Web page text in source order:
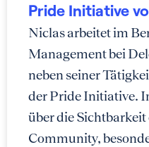
Pride Initiative
Niclas arbeitet im
Management bei
neben seiner
der Pride Initiative.
über die Sichtbarkeit
Community,